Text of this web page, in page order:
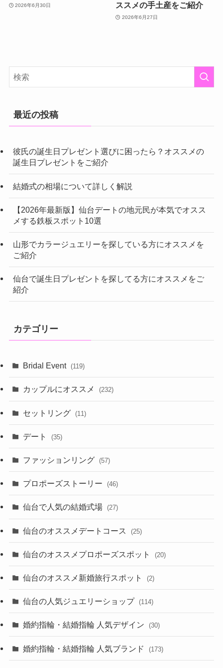
2026年6月30日
ススメの手土産をご紹介
2026年6月27日
最近の投稿
彼氏の誕生日プレゼント選びに困ったら？オススメの
誕生日プレゼントをご紹介
結婚式の相場について詳しく解説
【2026年最新版】仙台デートの地元民が本気でオスス
メする鉄板スポット10選
山形でカラージュエリーを探している方にオススメを
ご紹介
仙台で誕生日プレゼントを探してる方にオススメをご
紹介
カテゴリー
Bridal Event (119)
カップルにオススメ (232)
セットリング (11)
デート (35)
ファッションリング (57)
プロポーズストーリー (46)
仙台で人気の結婚式場 (27)
仙台のオススメデートコース (25)
仙台のオススメプロポーズスポット (20)
仙台のオススメ新婚旅行スポット (2)
仙台の人気ジュエリーショップ (114)
婚約指輪・結婚指輪 人気デザイン (30)
婚約指輪・結婚指輪 人気ブランド (173)